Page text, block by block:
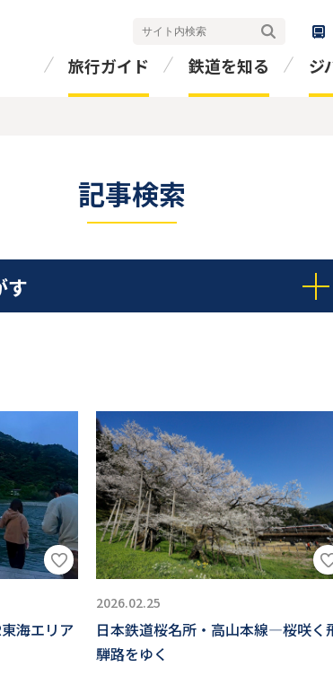
旅行ガイド 鉄道を知る ジ
検索
記事検索
す
海エリア
2026.02.25
日本鉄道桜名所・⾼⼭本線―桜咲く
騨路をゆく